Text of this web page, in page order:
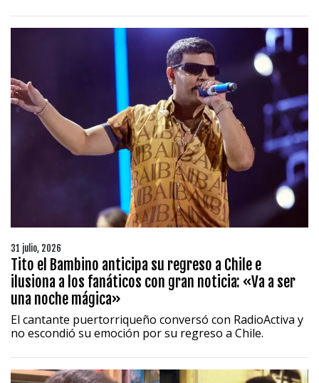
31 julio, 2026
Tito el Bambino anticipa su regreso a Chile e
ilusiona a los fanáticos con gran noticia: «Va a ser
una noche mágica»
El cantante puertorriqueño conversó con RadioActiva y
no escondió su emoción por su regreso a Chile.